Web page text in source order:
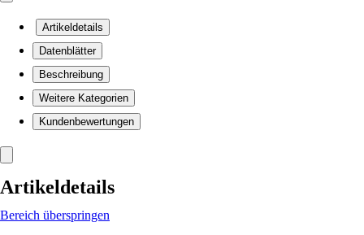
Artikeldetails
Datenblätter
Beschreibung
Weitere Kategorien
Kundenbewertungen
Artikeldetails
Bereich überspringen